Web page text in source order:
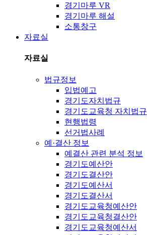
경기마루 VR
경기마루 해설
소통창구
자료실
자료실
법규정보
입법예고
경기도자치법규
경기도교육청 자치법규
현행법령
선거법사례
예·결산 정보
예결산 관련 분석 정보
경기도예산안
경기도결산안
경기도예산서
경기도결산서
경기도교육청예산안
경기도교육청결산안
경기도교육청예산서